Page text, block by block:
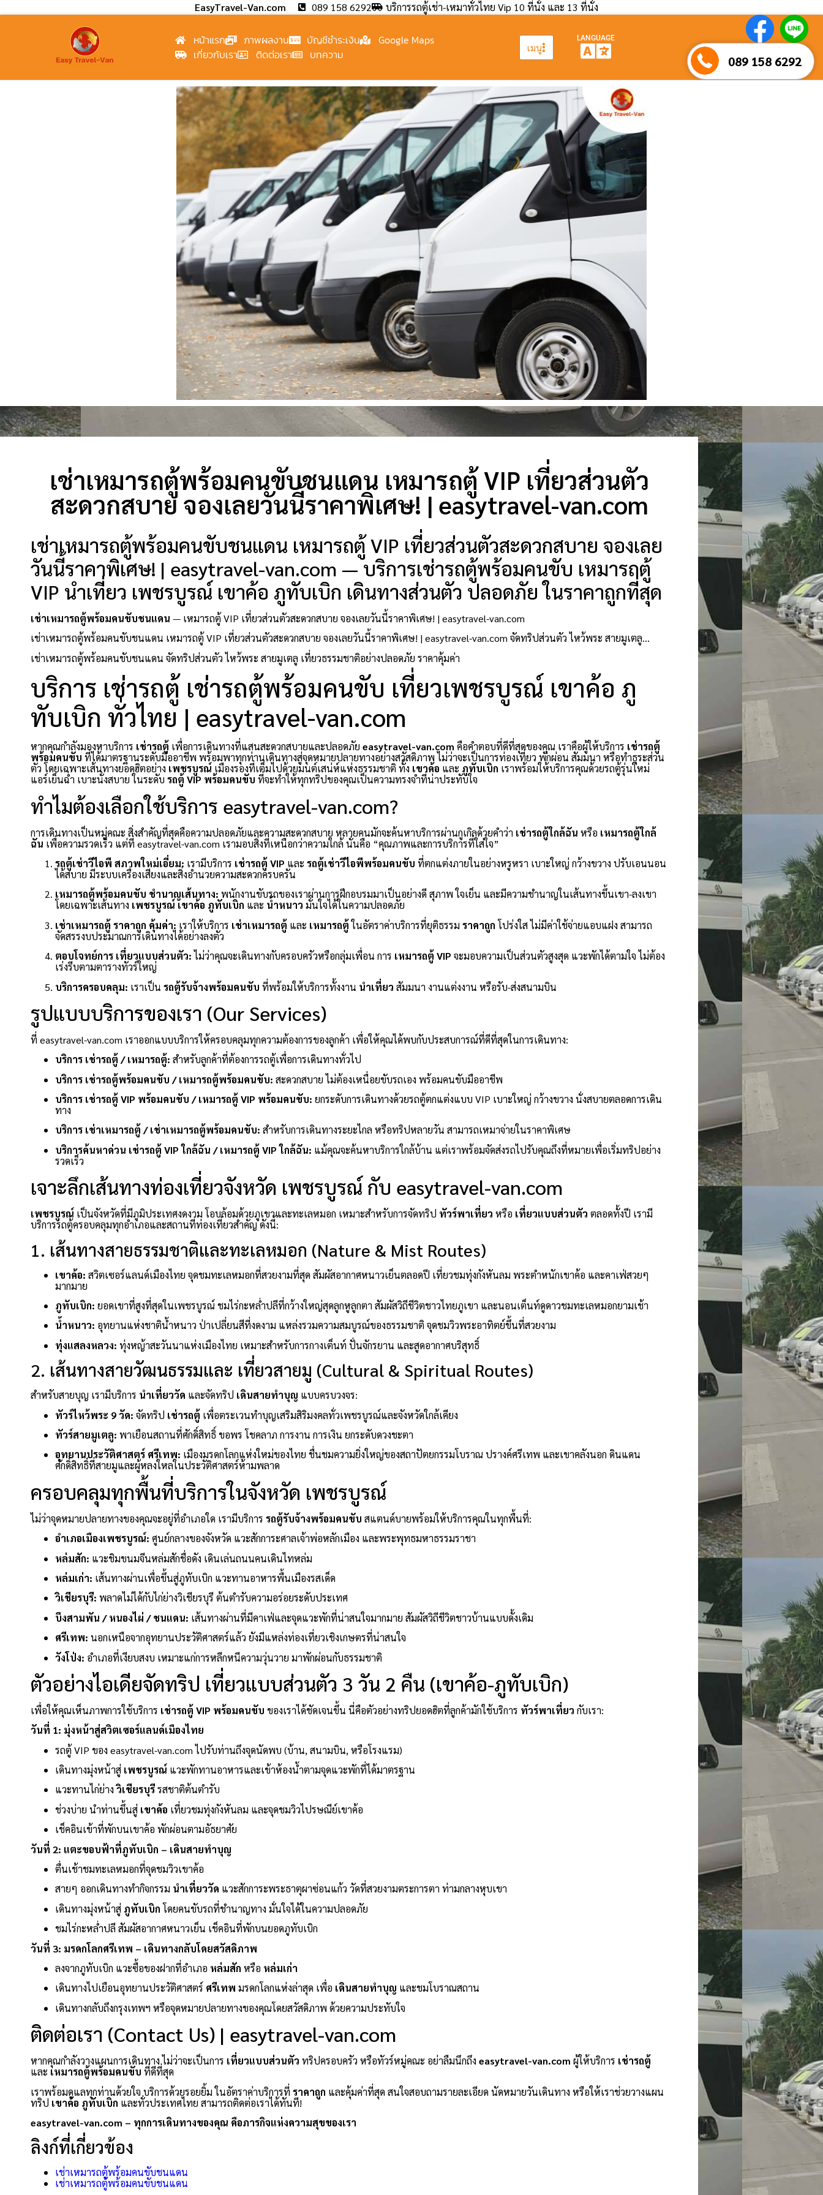
EasyTravel-Van.com 089 158 6292 บริการรถตู้เช่า-เหมาทั่วไทย Vip 10 ที่นั่ง และ 13 ที่นั่ง
หน้าแรก ภาพผลงาน บัญชีชำระเงิน
Google Maps
เกี่ยวกับเรา
ติดต่อเรา บทความ เมนู
LANGUAGE
089 158 6292
เช่าเหมารถตู้พร้อมคนขับชนแดน เหมารถตู้ VIP เที่ยวส่วนตัว
สะดวกสบาย จองเลยวันนี้ราคาพิเศษ! | easytravel-van.com
เช่าเหมารถตู้พร้อมคนขับชนแดน เหมารถตู้ VIP เที่ยวส่วนตัวสะดวกสบาย จองเลย
วันนี้ราคาพิเศษ! | easytravel-van.com — บริการเช่ารถตู้พร้อมคนขับ เหมารถตู้
VIP นำเที่ยว เพชรบูรณ์ เขาค้อ ภูทับเบิก เดินทางส่วนตัว ปลอดภัย ในราคาถูกที่สุด
เช่าเหมารถตู้พร้อมคนขับชนแดน — เหมารถตู้ VIP เที่ยวส่วนตัวสะดวกสบาย จองเลยวันนี้ราคาพิเศษ! | easytravel-van.com
เช่าเหมารถตู้พร้อมคนขับชนแดน เหมารถตู้ VIP เที่ยวส่วนตัวสะดวกสบาย จองเลยวันนี้ราคาพิเศษ! | easytravel-van.com จัดทริปส่วนตัว ไหว้พระ สายมูเตลู…
เช่าเหมารถตู้พร้อมคนขับชนแดน จัดทริปส่วนตัว ไหว้พระ สายมูเตลู เที่ยวธรรมชาติอย่างปลอดภัย ราคาคุ้มค่า
บริการ เช่ารถตู้ เช่ารถตู้พร้อมคนขับ เที่ยวเพชรบูรณ์ เขาค้อ ภู
ทับเบิก ทั่วไทย | easytravel-van.com
หากคุณกำลังมองหาบริการ เช่ารถตู้ เพื่อการเดินทางที่แสนสะดวกสบายและปลอดภัย easytravel-van.com คือคำตอบที่ดีที่สุดของคุณ เราคือผู้ให้บริการ เช่ารถตู้
พร้อมคนขับ ที่ได้มาตรฐานระดับมืออาชีพ พร้อมพาทุกท่านเดินทางสู่จุดหมายปลายทางอย่างสวัสดิภาพ ไม่ว่าจะเป็นการท่องเที่ยว พักผ่อน สัมมนา หรือทำธุระส่วน
ตัว โดยเฉพาะเส้นทางยอดฮิตอย่าง เพชรบูรณ์ เมืองรองที่เต็มไปด้วยมนต์เสน่ห์แห่งธรรมชาติ ทั้ง เขาค้อ และ ภูทับเบิก เราพร้อมให้บริการคุณด้วยรถตู้รุ่นใหม่
แอร์เย็นฉ่ำ เบาะนั่งสบาย ในระดับ รถตู้ VIP พร้อมคนขับ ที่จะทำให้ทุกทริปของคุณเป็นความทรงจำที่น่าประทับใจ
ทำไมต้องเลือกใช้บริการ easytravel-van.com?
การเดินทางเป็นหมู่คณะ สิ่งสำคัญที่สุดคือความปลอดภัยและความสะดวกสบาย หลายคนมักจะค้นหาบริการผ่านกูเกิลด้วยคำว่า เช่ารถตู้ใกล้ฉัน หรือ เหมารถตู้ใกล้
ฉัน เพื่อความรวดเร็ว แต่ที่ easytravel-van.com เรามอบสิ่งที่เหนือกว่าความใกล้ นั่นคือ “คุณภาพและการบริการที่ใส่ใจ”
รถตู้เช่าวีไอพี สภาพใหม่เอี่ยม: เรามีบริการ เช่ารถตู้ VIP และ รถตู้เช่าวีไอพีพร้อมคนขับ ที่ตกแต่งภายในอย่างหรูหรา เบาะใหญ่ กว้างขวาง ปรับเอนนอน
ได้สบาย มีระบบเครื่องเสียงและสิ่งอำนวยความสะดวกครบครัน
เหมารถตู้พร้อมคนขับ ชำนาญเส้นทาง: พนักงานขับรถของเราผ่านการฝึกอบรมมาเป็นอย่างดี สุภาพ ใจเย็น และมีความชำนาญในเส้นทางขึ้นเขา-ลงเขา
โดยเฉพาะเส้นทาง เพชรบูรณ์ เขาค้อ ภูทับเบิก และ น้ำหนาว มั่นใจได้ในความปลอดภัย
เช่าเหมารถตู้ ราคาถูก คุ้มค่า: เราให้บริการ เช่าเหมารถตู้ และ เหมารถตู้ในอัตราค่าบริการที่ยุติธรรม ราคาถูกโปร่งใส ไม่มีค่าใช้จ่ายแอบแฝง สามารถ
จัดสรรงบประมาณการเดินทางได้อย่างลงตัว
ตอบโจทย์การ เที่ยวแบบส่วนตัว:ไม่ว่าคุณจะเดินทางกับครอบครัวหรือกลุ่มเพื่อน การ เหมารถตู้ VIP จะมอบความเป็นส่วนตัวสูงสุด แวะพักได้ตามใจ ไม่ต้อง
เร่งรีบตามตารางทัวร์ใหญ่
บริการครอบคลุม: เราเป็น รถตู้รับจ้างพร้อมคนขับ ที่พร้อมให้บริการทั้งงาน นำเที่ยว สัมมนา งานแต่งงาน หรือรับ-ส่งสนามบิน
รูปแบบบริการของเรา (Our Services)
ที่ easytravel-van.com เราออกแบบบริการให้ครอบคลุมทุกความต้องการของลูกค้า เพื่อให้คุณได้พบกับประสบการณ์ที่ดีที่สุดในการเดินทาง:
บริการ เช่ารถตู้ / เหมารถตู้: สำหรับลูกค้าที่ต้องการรถตู้เพื่อการเดินทางทั่วไป
บริการ เช่ารถตู้พร้อมคนขับ / เหมารถตู้พร้อมคนขับ: สะดวกสบาย ไม่ต้องเหนื่อยขับรถเอง พร้อมคนขับมืออาชีพ
บริการ เช่ารถตู้ VIP พร้อมคนขับ / เหมารถตู้ VIP พร้อมคนขับ: ยกระดับการเดินทางด้วยรถตู้ตกแต่งแบบ VIP เบาะใหญ่ กว้างขวาง นั่งสบายตลอดการเดิน
ทาง
บริการ เช่าเหมารถตู้ / เช่าเหมารถตู้พร้อมคนขับ: สำหรับการเดินทางระยะไกล หรือทริปหลายวัน สามารถเหมาจ่ายในราคาพิเศษ
บริการค้นหาด่วน เช่ารถตู้ VIP ใกล้ฉัน / เหมารถตู้ VIP ใกล้ฉัน: แม้คุณจะค้นหาบริการใกล้บ้าน แต่เราพร้อมจัดส่งรถไปรับคุณถึงที่หมายเพื่อเริ่มทริปอย่าง
รวดเร็ว
เจาะลึกเส้นทางท่องเที่ยวจังหวัด เพชรบูรณ์ กับ easytravel-van.com
เพชรบูรณ์ เป็นจังหวัดที่มีภูมิประเทศงดงาม โอบล้อมด้วยภูเขาและทะเลหมอก เหมาะสำหรับการจัดทริป ทัวร์พาเที่ยว หรือ เที่ยวแบบส่วนตัว ตลอดทั้งปี เรามี
บริการรถตู้ครอบคลุมทุกอำเภอและสถานที่ท่องเที่ยวสำคัญ ดังนี้:
1. เส้นทางสายธรรมชาติและทะเลหมอก (Nature & Mist Routes)
เขาค้อ: สวิตเซอร์แลนด์เมืองไทย จุดชมทะเลหมอกที่สวยงามที่สุด สัมผัสอากาศหนาวเย็นตลอดปี เที่ยวชมทุ่งกังหันลม พระตำหนักเขาค้อ และคาเฟ่สวยๆ
มากมาย
ภูทับเบิก: ยอดเขาที่สูงที่สุดในเพชรบูรณ์ ชมไร่กะหล่ำปลีที่กว้างใหญ่สุดลูกหูลูกตา สัมผัสวิถีชีวิตชาวไทยภูเขา และนอนเต็นท์ดูดาวชมทะเลหมอกยามเช้า
น้ำหนาว: อุทยานแห่งชาติน้ำหนาว ป่าเปลี่ยนสีที่งดงาม แหล่งรวมความสมบูรณ์ของธรรมชาติ จุดชมวิวพระอาทิตย์ขึ้นที่สวยงาม
ทุ่งแสลงหลวง: ทุ่งหญ้าสะวันนาแห่งเมืองไทย เหมาะสำหรับการกางเต็นท์ ปั่นจักรยาน และสูดอากาศบริสุทธิ์
2. เส้นทางสายวัฒนธรรมและ เที่ยวสายมู (Cultural & Spiritual Routes)
สำหรับสายบุญ เรามีบริการ นำเที่ยววัด และจัดทริป เดินสายทำบุญ แบบครบวงจร:
ทัวร์ไหว้พระ 9 วัด: จัดทริป เช่ารถตู้ เพื่อตระเวนทำบุญเสริมสิริมงคลทั่วเพชรบูรณ์และจังหวัดใกล้เคียง
ทัวร์สายมูเตลู: พาเยือนสถานที่ศักดิ์สิทธิ์ ขอพร โชคลาภ การงาน การเงิน ยกระดับดวงชะตา
อุทยานประวัติศาสตร์ ศรีเทพ: เมืองมรดกโลกแห่งใหม่ของไทย ชื่นชมความยิ่งใหญ่ของสถาปัตยกรรมโบราณ ปรางค์ศรีเทพ และเขาคลังนอก ดินแดน
ศักดิ์สิทธิ์ที่สายมูและผู้หลงใหลในประวัติศาสตร์ห้ามพลาด
ครอบคลุมทุกพื้นที่บริการในจังหวัด เพชรบูรณ์
ไม่ว่าจุดหมายปลายทางของคุณจะอยู่ที่อำเภอใด เรามีบริการ รถตู้รับจ้างพร้อมคนขับ สแตนด์บายพร้อมให้บริการคุณในทุกพื้นที่:
อำเภอเมืองเพชรบูรณ์: ศูนย์กลางของจังหวัด แวะสักการะศาลเจ้าพ่อหลักเมือง และพระพุทธมหาธรรมราชา
หล่มสัก: แวะชิมขนมจีนหล่มสักชื่อดัง เดินเล่นถนนคนเดินไทหล่ม
หล่มเก่า: เส้นทางผ่านเพื่อขึ้นสู่ภูทับเบิก แวะทานอาหารพื้นเมืองรสเด็ด
วิเชียรบุรี: พลาดไม่ได้กับไก่ย่างวิเชียรบุรี ต้นตำรับความอร่อยระดับประเทศ
บึงสามพัน / หนองไผ่ / ชนแดน: เส้นทางผ่านที่มีคาเฟ่และจุดแวะพักที่น่าสนใจมากมาย สัมผัสวิถีชีวิตชาวบ้านแบบดั้งเดิม
ศรีเทพ: นอกเหนือจากอุทยานประวัติศาสตร์แล้ว ยังมีแหล่งท่องเที่ยวเชิงเกษตรที่น่าสนใจ
วังโป่ง: อำเภอที่เงียบสงบ เหมาะแก่การหลีกหนีความวุ่นวาย มาพักผ่อนกับธรรมชาติ
ตัวอย่างไอเดียจัดทริป เที่ยวแบบส่วนตัว 3 วัน 2 คืน (เขาค้อ-ภูทับเบิก)
เพื่อให้คุณเห็นภาพการใช้บริการ เช่ารถตู้ VIP พร้อมคนขับ ของเราได้ชัดเจนขึ้น นี่คือตัวอย่างทริปยอดฮิตที่ลูกค้ามักใช้บริการ ทัวร์พาเที่ยว กับเรา:
วันที่ 1: มุ่งหน้าสู่สวิตเซอร์แลนด์เมืองไทย
รถตู้ VIP ของ easytravel-van.com ไปรับท่านถึงจุดนัดพบ (บ้าน, สนามบิน, หรือโรงแรม)
เดินทางมุ่งหน้าสู่ เพชรบูรณ์ แวะพักทานอาหารและเข้าห้องน้ำตามจุดแวะพักที่ได้มาตรฐาน
แวะทานไก่ย่างวิเชียรบุรีรสชาติต้นตำรับ
ช่วงบ่าย นำท่านขึ้นสู่ เขาค้อ เที่ยวชมทุ่งกังหันลม และจุดชมวิวไปรษณีย์เขาค้อ
เช็คอินเข้าที่พักบนเขาค้อ พักผ่อนตามอัธยาศัย
วันที่ 2: แตะขอบฟ้าที่ภูทับเบิก – เดินสายทำบุญ
ตื่นเช้าชมทะเลหมอกที่จุดชมวิวเขาค้อ
สายๆ ออกเดินทางทำกิจกรรม นำเที่ยววัด แวะสักการะพระธาตุผาซ่อนแก้ว วัดที่สวยงามตระการตา ท่ามกลางหุบเขา
เดินทางมุ่งหน้าสู่ ภูทับเบิกโดยคนขับรถที่ชำนาญทาง มั่นใจได้ในความปลอดภัย
ชมไร่กะหล่ำปลี สัมผัสอากาศหนาวเย็น เช็คอินที่พักบนยอดภูทับเบิก
วันที่ 3: มรดกโลกศรีเทพ – เดินทางกลับโดยสวัสดิภาพ
ลงจากภูทับเบิก แวะซื้อของฝากที่อำเภอ หล่มสัก หรือ หล่มเก่า
เดินทางไปเยือนอุทยานประวัติศาสตร์ ศรีเทพ มรดกโลกแห่งล่าสุด เพื่อ เดินสายทำบุญ และชมโบราณสถาน
เดินทางกลับถึงกรุงเทพฯ หรือจุดหมายปลายทางของคุณโดยสวัสดิภาพ ด้วยความประทับใจ
ติดต่อเรา (Contact Us) | easytravel-van.com
หากคุณกำลังวางแผนการเดินทาง ไม่ว่าจะเป็นการ เที่ยวแบบส่วนตัว ทริปครอบครัว หรือทัวร์หมู่คณะ อย่าลืมนึกถึง easytravel-van.com ผู้ให้บริการ เช่ารถตู้
และ เหมารถตู้พร้อมคนขับ ที่ดีที่สุด
เราพร้อมดูแลทุกท่านด้วยใจ บริการด้วยรอยยิ้ม ในอัตราค่าบริการที่ ราคาถูก และคุ้มค่าที่สุด สนใจสอบถามรายละเอียด นัดหมายวันเดินทาง หรือให้เราช่วยวางแผน
ทริป เขาค้อ ภูทับเบิก และทั่วประเทศไทย สามารถติดต่อเราได้ทันที!
easytravel-van.com – ทุกการเดินทางของคุณ คือภารกิจแห่งความสุขของเรา
ลิงก์ที่เกี่ยวข้อง
เช่าเหมารถตู้พร้อมคนขับชนแดน
เช่าเหมารถตู้พร้อมคนขับชนแดน